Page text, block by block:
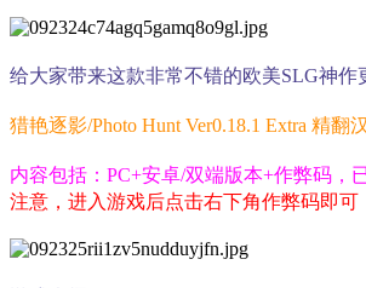
给大家带来这款非常不错的欧美SLG神作
猎艳逐影/Photo Hunt Ver0.18.1 Extra 精翻
内容包括：PC+安卓/双端版本+作弊码，
注意，进入游戏后点击右下角作弊码即可